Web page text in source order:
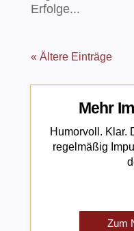
Erfolge...
« Ältere Einträge
Mehr
Humorvoll. Klar.
regelmäßig
Zum